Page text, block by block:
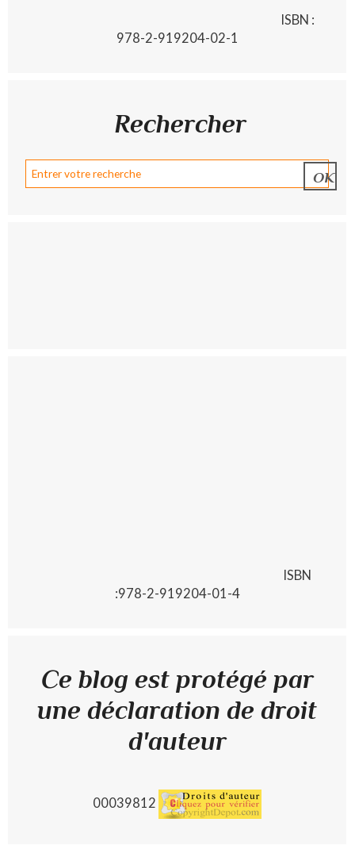
ISBN :
978-2-919204-02-1
Rechercher
ISBN
:978-2-919204-01-4
Ce blog est protégé par
une déclaration de droit
d'auteur
00039812